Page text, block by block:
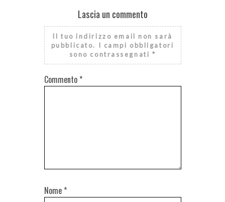
Lascia un commento
Il tuo indirizzo email non sarà
pubblicato.
I campi obbligatori
sono contrassegnati *
Commento *
Nome *